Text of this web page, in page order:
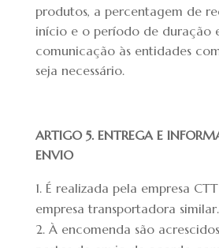
produtos, a percentagem de
início e o período de duração
comunicação às entidades
seja necessário.
ARTIGO 5. ENTREGA E
ENVIO
É realizada pela empresa
empresa transportadora similar.
À encomenda são